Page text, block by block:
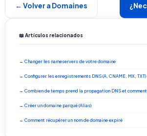
← Volver a Domaines
📖 Artículos relacionados
→ Changer les nameservers de votre domaine
→ Configurer les enregistrements DNS (A, CNAME, MX, TXT)
→ Combien de temps prend la propagation DNS et
→ Créer un domaine parqué (Alias)
→ Comment récupérer un nom de domaine expiré